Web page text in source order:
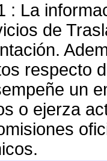
: La
de
respecto
un
o ejerza